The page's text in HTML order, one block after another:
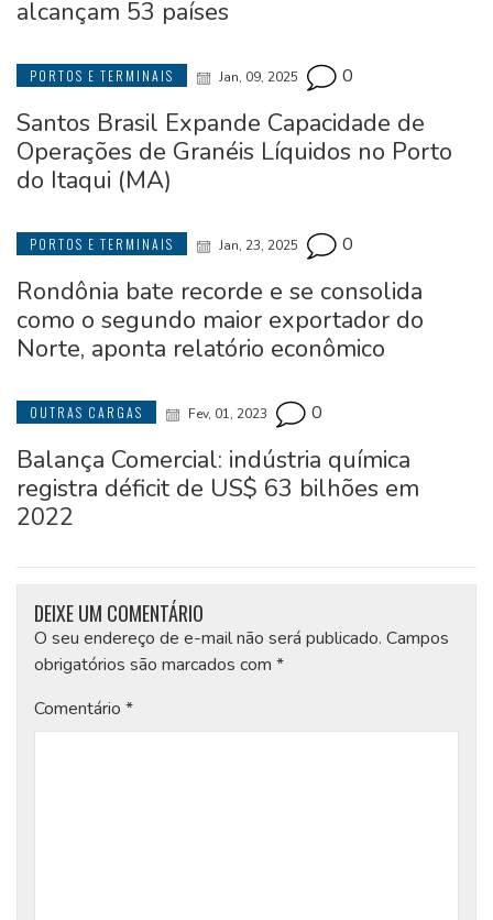
alcançam 53 países
PORTOS E TERMINAIS Jan, 09, 2025 0
Santos Brasil Expande Capacidade de
Operações de Granéis Líquidos no Porto
do Itaqui (MA)
PORTOS E TERMINAIS Jan, 23, 2025 0
Rondônia bate recorde e se consolida
como o segundo maior exportador do
Norte, aponta relatório econômico
OUTRAS CARGAS Fev, 01, 2023 0
Balança Comercial: indústria química
registra déficit de US$ 63 bilhões em
2022
DEIXE UM COMENTÁRIO
O seu endereço de e-mail não será publicado. Campos
obrigatórios são marcados com *
Comentário *